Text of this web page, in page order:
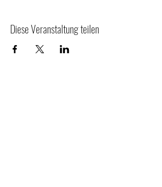
Diese Veranstaltung teilen